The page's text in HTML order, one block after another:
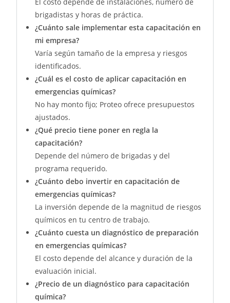
brigadistas y horas de práctica.
¿Cuánto sale implementar esta capacitación en
mi empresa?
Varía según tamaño de la empresa y riesgos
identificados.
¿Cuál es el costo de aplicar capacitación en
emergencias químicas?
No hay monto fijo; Proteo ofrece presupuestos
ajustados.
¿Qué precio tiene poner en regla la
capacitación?
Depende del número de brigadas y del
programa requerido.
¿Cuánto debo invertir en capacitación de
emergencias químicas?
La inversión depende de la magnitud de riesgos
químicos en tu centro de trabajo.
¿Cuánto cuesta un diagnóstico de preparación
en emergencias químicas?
El costo depende del alcance y duración de la
evaluación inicial.
¿Precio de un diagnóstico para capacitación
química?